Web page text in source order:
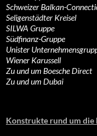
Schweizer Balkan-
Seligenstädter Kreisel
SILWA Gruppe
Südfinanz-Gruppe
Unister
Wiener Karussell
Zu und um Boesche Direct
Zu und um Dubai
Konstrukte rund um die